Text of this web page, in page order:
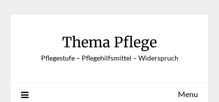
Thema Pflege
Pflegestufe – Pflegehilfsmittel – Widerspruch
Menu